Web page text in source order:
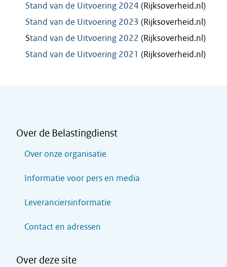
Stand van de Uitvoering 2024 (Rijksoverheid.nl)
Stand van de Uitvoering 2023 (Rijksoverheid.nl)
Stand van de Uitvoering 2022 (Rijksoverheid.nl)
Stand van de Uitvoering 2021 (Rijksoverheid.nl)
Over de Belastingdienst
Over onze organisatie
Informatie voor pers en media
Leveranciersinformatie
Contact en adressen
Over deze site